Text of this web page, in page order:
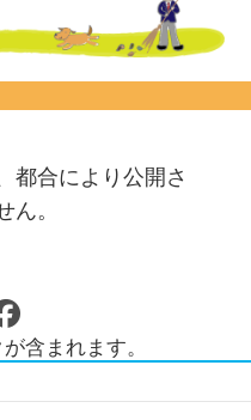
都合により公開さ
。
含まれます。